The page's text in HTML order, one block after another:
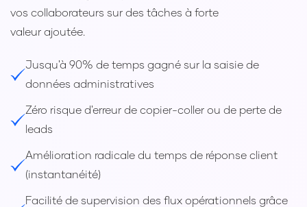
vos collaborateurs sur des tâches à forte
valeur ajoutée.
Jusqu'à 90% de temps gagné sur la saisie de
données administratives
Zéro risque d'erreur de copier-coller ou de perte de
leads
Amélioration radicale du temps de réponse client
(instantanéité)
Facilité de supervision des flux opérationnels grâce